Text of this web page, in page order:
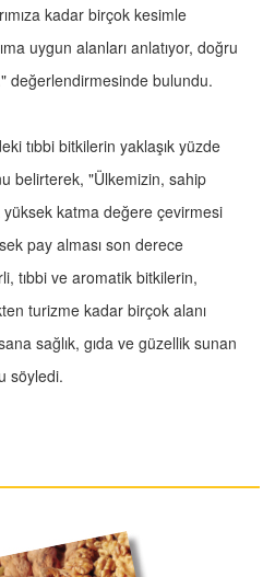
kadar birçok kesimle
uygun alanları anlatıyor, doğru
değerlendirmesinde bulundu.
tıbbi bitkilerin yaklaşık yüzde
belirterek, "Ülkemizin, sahip
katma değere çevirmesi
pay alması son derece
tıbbi ve aromatik bitkilerin,
turizme kadar birçok alanı
sağlık, gıda ve güzellik sunan
söyledi.